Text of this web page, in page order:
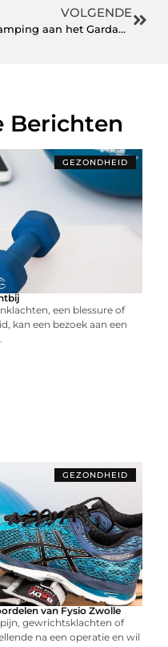
VOLGENDE
Camping aan het Gardameer – wateractiviteiten, Italiaanse charme en glamping
Berichten
GEZONDHEID
een blessure of
kan een bezoek aan een
GEZONDHEID
van Fysio Zwolle
gewrichtsklachten of
na een operatie en wil